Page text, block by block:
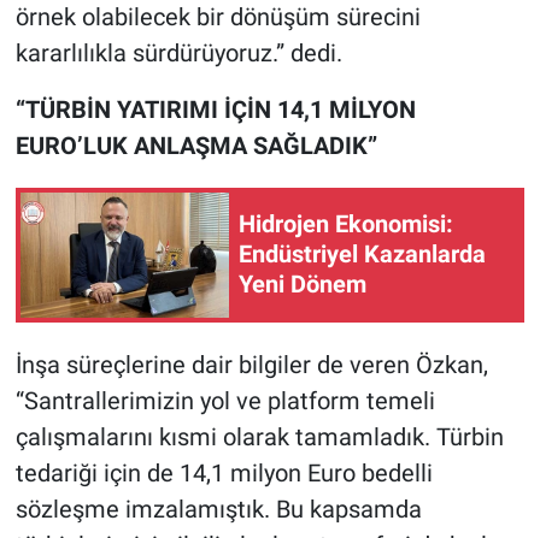
örnek olabilecek bir dönüşüm sürecini
kararlılıkla sürdürüyoruz.” dedi.
“TÜRBİN YATIRIMI İÇİN 14,1 MİLYON
EURO’LUK ANLAŞMA SAĞLADIK”
Hidrojen Ekonomisi:
Endüstriyel Kazanlarda
Yeni Dönem
İnşa süreçlerine dair bilgiler de veren Özkan,
“Santrallerimizin yol ve platform temeli
çalışmalarını kısmi olarak tamamladık. Türbin
tedariği için de 14,1 milyon Euro bedelli
sözleşme imzalamıştık. Bu kapsamda